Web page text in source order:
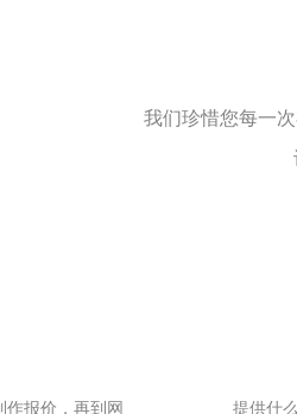
我们珍惜您每一
作报价，再到网 提供什